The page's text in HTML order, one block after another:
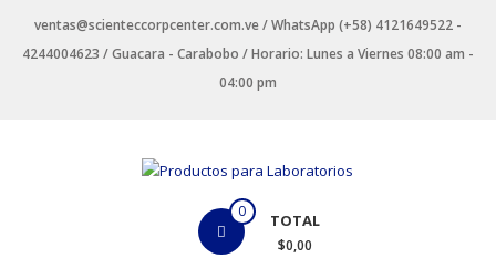
contenido
ventas@scienteccorpcenter.com.ve / WhatsApp (+58) 4121649522 -
4244004623 / Guacara - Carabobo / Horario: Lunes a Viernes 08:00 am -
04:00 pm
0 TOTAL
$0,00